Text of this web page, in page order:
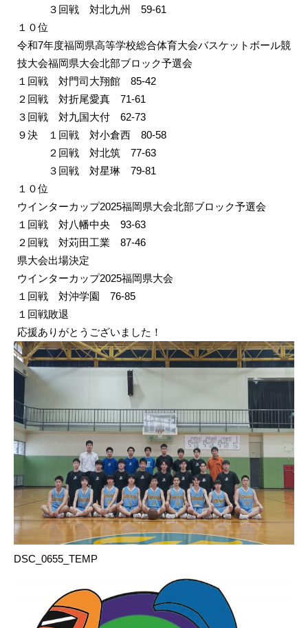
３回戦 対北九州 59-61
１０位
令和7年度福岡県高等学校総合体育大会バスケットボール競
技大会福岡県大会北部ブロック予選会
１回戦 対門司大翔館 85-42
２回戦 対折尾愛真 71-61
３回戦 対九国大付 62-73
９決 １回戦 対小倉西 80-58
２回戦 対北筑 77-63
３回戦 対星琳 79-81
１０位
ウインターカップ2025福岡県大会北部ブロック予選会
１回戦 対八幡中央 93-63
２回戦 対苅田工業 87-46
県大会出場決定
ウインターカップ2025福岡県大会
１回戦 対沖学園 76-85
１回戦敗退
応援ありがとうございました！
DSC_0655_TEMP